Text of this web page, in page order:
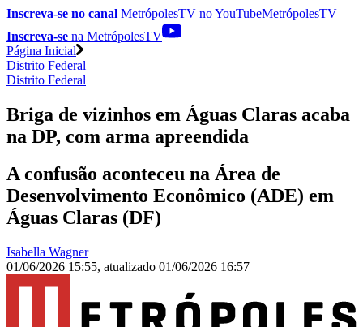
Inscreva-se no canal MetrópolesTV noYouTubeMetrópolesTV
Inscreva-se na MetrópolesTV
Página Inicial
Distrito Federal
Distrito Federal
Briga de vizinhos em Águas Claras acaba
na DP, com arma apreendida
A confusão aconteceu na Área de
Desenvolvimento Econômico (ADE) em
Águas Claras (DF)
Isabella Wagner
01/06/2026 15:55, atualizado 01/06/2026 16:57